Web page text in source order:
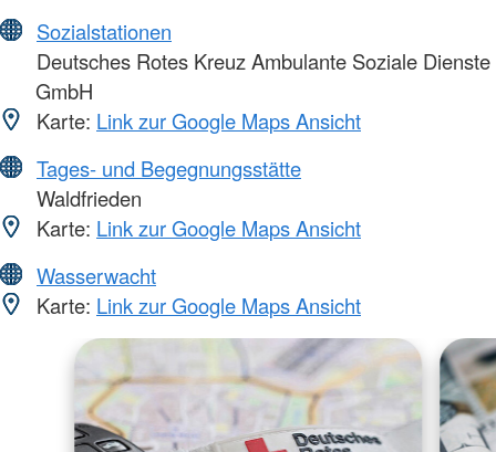
Sozialstationen
Deutsches Rotes Kreuz Ambulante Soziale Dienste
GmbH
Karte: Link zur Google Maps Ansicht
Tages- und Begegnungsstätte
Waldfrieden
Karte: Link zur Google Maps Ansicht
Wasserwacht
Karte: Link zur Google Maps Ansicht